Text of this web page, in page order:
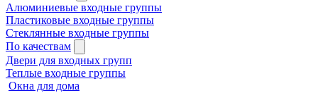
Алюминиевые входные группы
Пластиковые входные группы
Стеклянные входные группы
По качествам
Двери для входных групп
Теплые входные группы
Окна для дома